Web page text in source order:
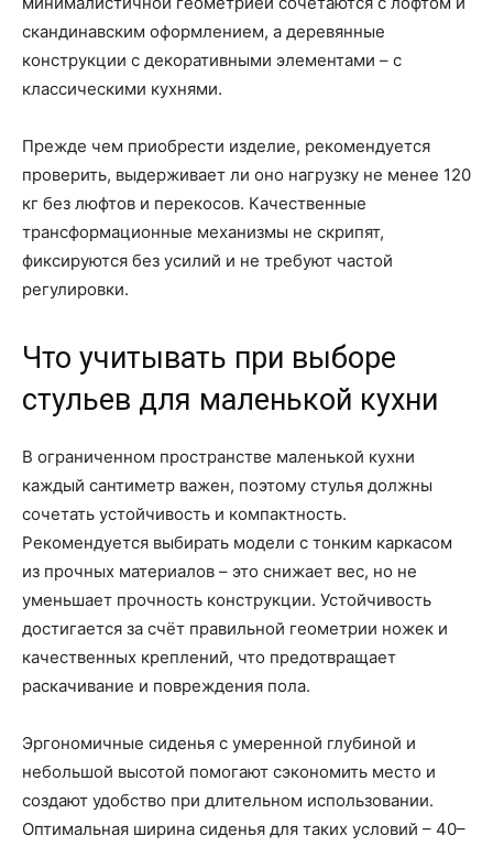
скандинавским оформлением, а деревянные
конструкции с декоративными элементами – с
классическими кухнями.
Прежде чем приобрести изделие, рекомендуется
проверить, выдерживает ли оно нагрузку не менее 120
кг без люфтов и перекосов. Качественные
трансформационные механизмы не скрипят,
фиксируются без усилий и не требуют частой
регулировки.
Что учитывать при выборе
стульев для маленькой кухни
В ограниченном пространстве маленькой кухни
каждый сантиметр важен, поэтому стулья должны
сочетать устойчивость и компактность.
Рекомендуется выбирать модели с тонким каркасом
из прочных материалов – это снижает вес, но не
уменьшает прочность конструкции. Устойчивость
достигается за счёт правильной геометрии ножек и
качественных креплений, что предотвращает
раскачивание и повреждения пола.
Эргономичные сиденья с умеренной глубиной и
небольшой высотой помогают сэкономить место и
создают удобство при длительном использовании.
Оптимальная ширина сиденья для таких условий – 40–